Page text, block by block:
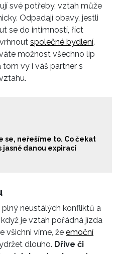
své potřeby, vztah může
Odpadají obavy, jestli
se do intimností, říct
společné bydlení.
možnost všechno líp
tom vy i váš partner s
se, neřešíme to. Co čekat
jasně danou expirací
neustálých konfliktů a
je vztah pořádná jízda
všichni víme, že emoční
dlouho. Dříve či